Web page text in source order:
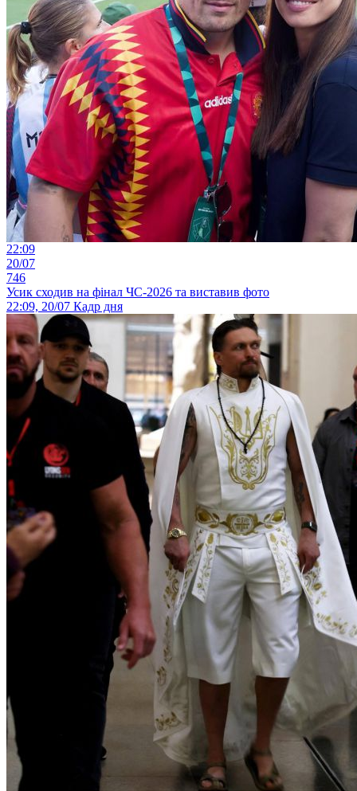
22:09
20/07
746
Усик сходив на фінал ЧС-2026 та виставив фото
22:09, 20/07 Кадр дня